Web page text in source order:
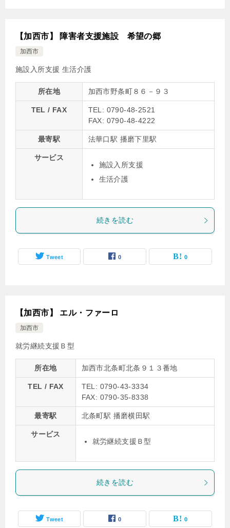
【加西市】 障害者支援施設 希望の郷
加西市
施設入所支援 生活介護
所在地 加西市野条町８６－９３
TEL / FAX
TEL: 0790-48-2521
FAX: 0790-48-4222
最寄駅 法華口駅 播磨下里駅
サービス
施設入所支援
生活介護
続きを読む
Tweet 0 0
【加西市】 エル・ファーロ
加西市
就労継続支援Ｂ型
所在地 加西市北条町北条９１３番地
TEL / FAX
TEL: 0790-43-3334
FAX: 0790-35-8338
最寄駅 北条町駅 播磨横田駅
サービス
就労継続支援Ｂ型
続きを読む
Tweet 0 0